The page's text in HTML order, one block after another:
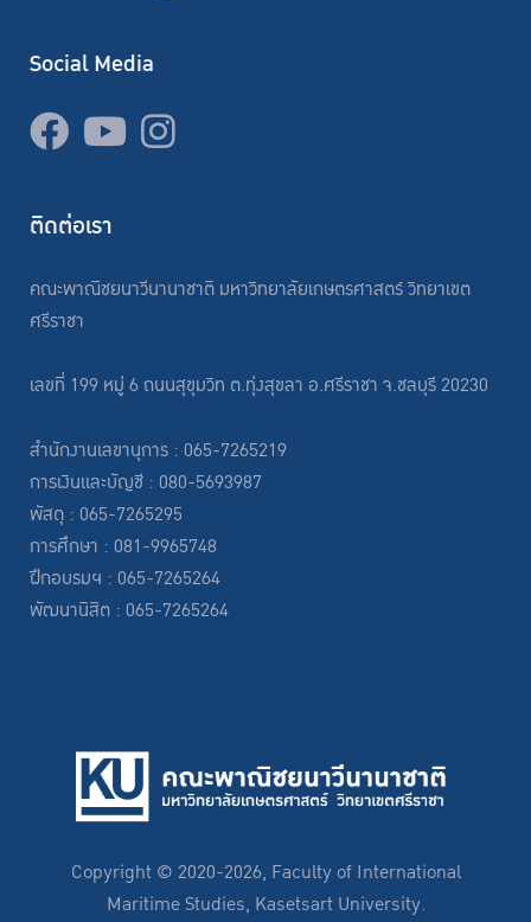
Social Media
ติดต่อเรา
คณะพาณิชยนาวีนานาชาติ มหาวิทยาลัยเกษตรศาสตร์ วิทยาเขต
ศรีราชา
เลขที่ 199 หมู่ 6 ถนนสุขุมวิท ต.ทุ่งสุขลา อ.ศรีราชา จ.ชลบุรี 20230
สำนักงานเลขานุการ : 065-7265219
การเงินและบัญชี : 080-5693987
พัสดุ : 065-7265295
การศึกษา : 081-9965748
ฝึกอบรมฯ : 065-7265264
พัฒนานิสิต : 065-7265264
Copyright © 2020-2026, Faculty of International
Maritime Studies, Kasetsart University.